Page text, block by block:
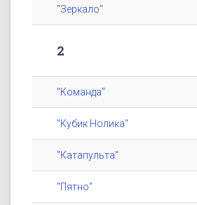
"Зеркало"
2
"Команда"
"Кубик Нолика"
"Катапульта"
"Пятно"